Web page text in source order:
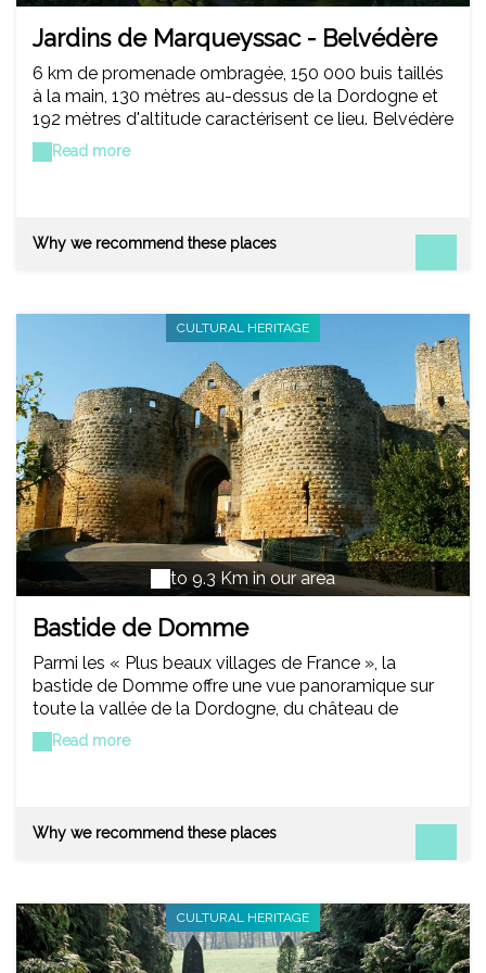
Jardins de Marqueyssac - Belvédère
de la Dordogne
6 km de promenade ombragée, 150 000 buis taillés
à la main, 130 mètres au-dessus de la Dordogne et
192 mètres d'altitude caractérisent ce lieu. Belvédère
de la Dordogne et jardin le plus visité du Périgord, ce
site classé multiplie les superlatifs. Les enfants
organisées.
Read more
Why we recommend these places
CULTURAL HERITAGE
to 9.3 Km in our area
Bastide de Domme
Parmi les « Plus beaux villages de France », la
bastide de Domme offre une vue panoramique sur
toute la vallée de la Dordogne, du château de
Beynac à la Roque-Gageac, qui vaut à elle seule le
détour. Mais la grotte située sous le village est aussi
Read more
Why we recommend these places
CULTURAL HERITAGE